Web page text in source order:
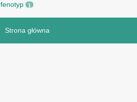
fenotyp 1
Strona główna